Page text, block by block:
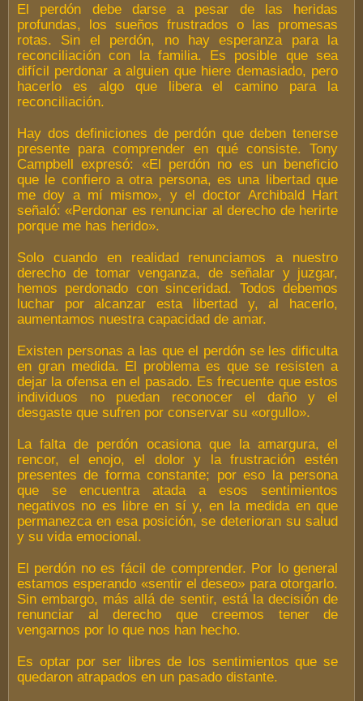
El perdón debe darse a pesar de las heridas
profundas, los sueños frustrados o las promesas
rotas. Sin el perdón, no hay esperanza para la
reconciliación con la familia. Es posible que sea
difícil perdonar a alguien que hiere demasiado, pero
hacerlo es algo que libera el camino para la
reconciliación.
Hay dos definiciones de perdón que deben tenerse
presente para comprender en qué consiste. Tony
Campbell expresó: «El perdón no es un beneficio
que le confiero a otra persona, es una libertad que
me doy a mí mismo», y el doctor Archibald Hart
señaló: «Perdonar es renunciar al derecho de herirte
porque me has herido».
Solo cuando en realidad renunciamos a nuestro
derecho de tomar venganza, de señalar y juzgar,
hemos perdonado con sinceridad. Todos debemos
luchar por alcanzar esta libertad y, al hacerlo,
aumentamos nuestra capacidad de amar.
Existen personas a las que el perdón se les dificulta
en gran medida. El problema es que se resisten a
dejar la ofensa en el pasado. Es frecuente que estos
individuos no puedan reconocer el daño y el
desgaste que sufren por conservar su «orgullo».
La falta de perdón ocasiona que la amargura, el
rencor, el enojo, el dolor y la frustración estén
presentes de forma constante; por eso la persona
que se encuentra atada a esos sentimientos
negativos no es libre en sí y, en la medida en que
permanezca en esa posición, se deterioran su salud
y su vida emocional.
El perdón no es fácil de comprender. Por lo general
estamos esperando «sentir el deseo» para otorgarlo.
Sin embargo, más allá de sentir, está la decisión de
renunciar al derecho que creemos tener de
vengarnos por lo que nos han hecho.
Es optar por ser libres de los sentimientos que se
quedaron atrapados en un pasado distante.